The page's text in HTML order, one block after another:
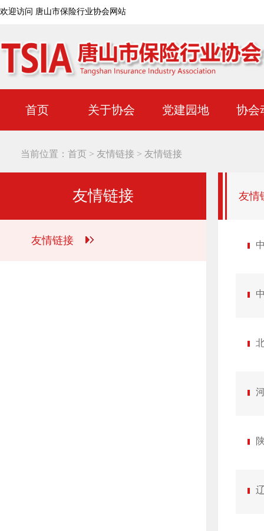
欢迎访问 唐山市保险行业协会网站
首页 关于协会 党建园地 协会
当前位置： 首页 > 友情链接 > 友情链接
友情链接
友情链接
友情